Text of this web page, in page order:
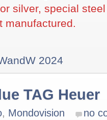
silver, special
2024
TAG Heuer
, Mondovision no